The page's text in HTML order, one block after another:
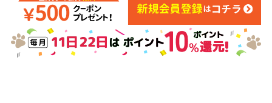
ドッグフード キャットフード
美容・ケア用品 服・おさんぽ用品
商品リクエスト